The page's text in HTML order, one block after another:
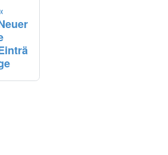
PDF/X
durch PDF
A
mit PDF
3
2
1
2022